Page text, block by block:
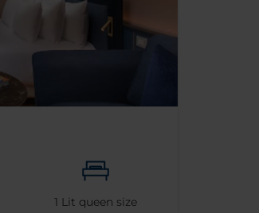
1 Lit queen size